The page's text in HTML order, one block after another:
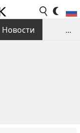
Новости
...